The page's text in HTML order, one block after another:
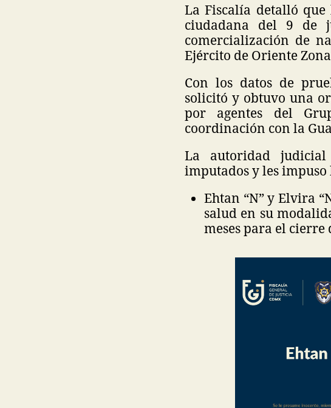
La Fiscalía detalló
ciudadana del 9 de
comercialización de
Ejército de Oriente
Con los datos de
solicitó y obtuvo una
por agentes del
coordinación con la
La autoridad
imputados y les
Ehtan “N” y Elvira
salud en su
meses para el